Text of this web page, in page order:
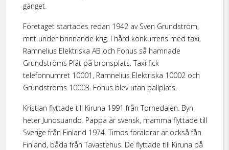
gänget.
Företaget startades redan 1942 av Sven Grundström,
mitt under brinnande krig. I hård konkurrens med taxi,
Ramnelius Elektriska AB och Fonus så hamnade
Grundströms Plåt på bronsplats. Taxi fick
telefonnumret 10001, Ramnelius Elektriska 10002 och
Grundströms 10003. Fonus blev utan pallplats.
Kristian flyttade till Kiruna 1991 från Tornedalen. Byn
heter Junosuando. Pappa är svensk, mamma flyttade till
Sverige från Finland 1974. Timos föräldrar är också fån
Finland, båda från Tavastehus. De flyttade till Kiruna på